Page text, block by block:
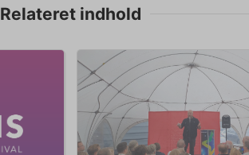
Relateret indhold